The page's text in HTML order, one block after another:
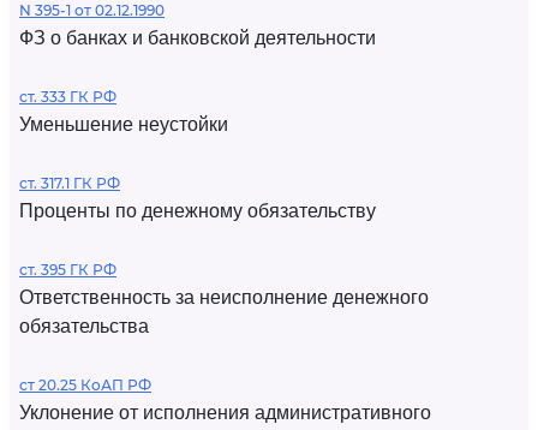
N 395-1 от 02.12.1990
ФЗ о банках и банковской деятельности
ст. 333 ГК РФ
Уменьшение неустойки
ст. 317.1 ГК РФ
Проценты по денежному обязательству
ст. 395 ГК РФ
Ответственность за неисполнение денежного
обязательства
ст 20.25 КоАП РФ
Уклонение от исполнения административного